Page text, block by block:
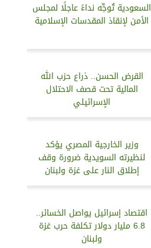
السعودية تُوجِّه نداءً عاجلًا لمجلس
الأمن لإنقاذ المقدسات الإسلامية
القرض الحسن.. ذراع حزب الله
المالية تحت قصف الاحتلال
الإسرائيلي
وزير الخارجية المصري يؤكد
لنظيرته السويدية ضرورة وقف
إطلاق النار على غزة ولبنان
اقتصاد إسرائيل يواصل الخسائر..
6.8 مليار دولار تكلفة حرب غزة
ولبنان